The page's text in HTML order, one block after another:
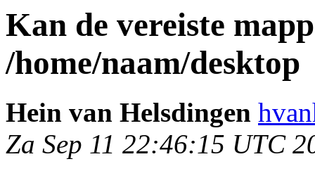
Kan de vereiste
/home/naam/desktop
Hein van Helsdingen
Za Sep 11 22:46:15 UTC